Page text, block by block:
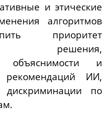
и этические
алгоритмов
приоритет
решения,
объяснимости и
рекомендаций ИИ,
дискриминации по